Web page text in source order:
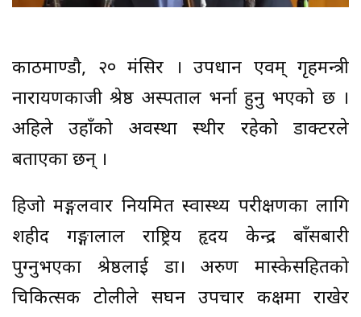
काठमाण्डौ, २० मंसिर । उपप्रधान एवम् गृहमन्त्री
नारायणकाजी श्रेष्ठ अस्पताल भर्ना हुनु भएको छ ।
अहिले उहाँको अवस्था स्थीर रहेको डाक्टरले
बताएका छन् ।
हिजो मङ्गलवार नियमित स्वास्थ्य परीक्षणका लागि
शहीद गङ्गालाल राष्ट्रिय हृदय केन्द्र बाँसबारी
पुग्नुभएका श्रेष्ठलाई डा। अरुण मास्केसहितको
चिकित्सक टोलीले सघन उपचार कक्षमा राखेर